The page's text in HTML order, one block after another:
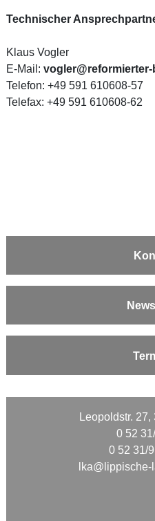
Technischer
Klaus Vogler
E-Mail:
Telefon: +49 591 610608-57
Telefax: +49 591 610608-62
Leopoldstr.
0 52
0 52 31/
lka@lippische-